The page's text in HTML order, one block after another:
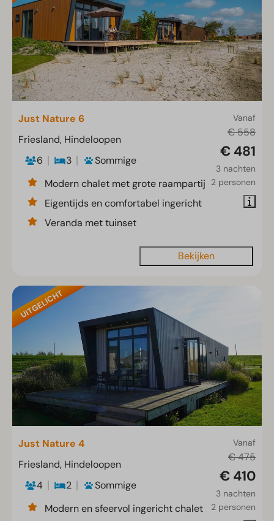
Vanaf
€ 558
€ 481
3 nachten
2 personen
Just Nature 6
Friesland, Hindeloopen
6
3
Sommige
Modern chalet met grote raampartij
Eigentijds en comfortabel ingericht
Veranda met tuinset
Bekijken
UITGELICHT
Vanaf
€ 475
€ 410
3 nachten
2 personen
Just Nature 4
Friesland, Hindeloopen
4
2
Sommige
Modern en sfeervol ingericht chalet